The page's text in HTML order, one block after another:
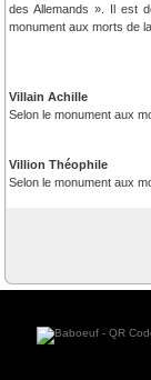
des Allemands ». Il est
monument aux morts de
Villain Achille
Selon le monument aux
Villion Théophile
Selon le monument aux